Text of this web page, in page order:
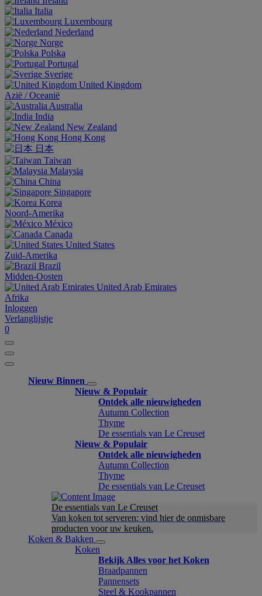
Italia
Luxembourg
Nederland
Norge
Polska
Portugal
Sverige
United Kingdom
Aziё / Oceaniё
Australia
India
New Zealand
Hong Kong
日本
Taiwan
Malaysia
China
Singapore
Korea
Noord-Amerika
México
Canada
United States
Zuid-Amerika
Brazil
Midden-Oosten
United Arab Emirates
Afrika
Inloggen
Verlanglijstje
0
Nieuw Binnen
Nieuw & Populair
Ontdek alle nieuwigheden
Autumn Collection
Thyme
De essentials van Le Creuset
Nieuw & Populair
Ontdek alle nieuwigheden
Autumn Collection
Thyme
De essentials van Le Creuset
De essentials van Le Creuset
Van koken tot serveren: vind hier de onmisbare
producten voor uw keuken.
Koken & Bakken
Koken
Bekijk Alles voor het Koken
Braadpannen
Pannensets
Steel & Kookpannen